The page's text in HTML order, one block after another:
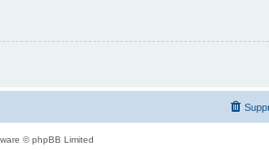
© phpBB Limited